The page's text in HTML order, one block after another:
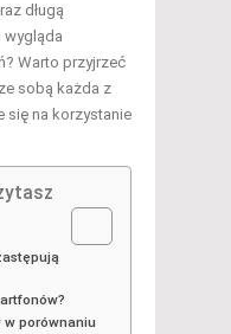
długą
wygląda
Warto przyjrzeć
sobą każda z
się na korzystanie
porównaniu